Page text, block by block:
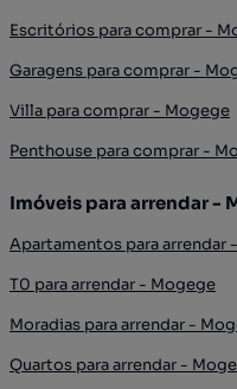
Escritórios para comprar -
Garagens para comprar -
Villa para comprar - Mogege
Penthouse para comprar -
Imóveis para arrendar -
Apartamentos para arrendar
T0 para arrendar - Mogege
Moradias para arrendar -
Quartos para arrendar -